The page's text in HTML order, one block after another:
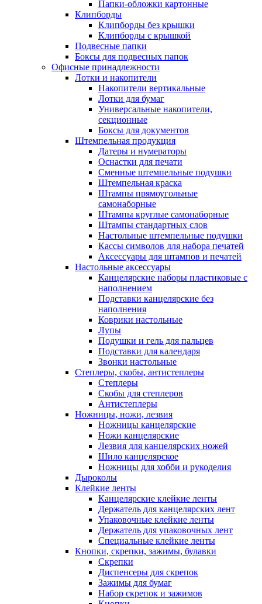
Папки-обложки картонные
Клипборды
Клипборды без крышки
Клипборды с крышкой
Подвесные папки
Боксы для подвесных папок
Офисные принадлежности
Лотки и накопители
Накопители вертикальные
Лотки для бумаг
Универсальные накопители,
секционные
Боксы для документов
Штемпельная продукция
Датеры и нумераторы
Оснастки для печати
Сменные штемпельные подушки
Штемпельная краска
Штампы прямоугольные
самонаборные
Штампы круглые самонаборные
Штампы стандартных слов
Настольные штемпельные подушки
Кассы символов для набора печатей
Аксессуары для штампов и печатей
Настольные аксессуары
Канцелярские наборы пластиковые с
наполнением
Подставки канцелярские без
наполнения
Коврики настольные
Лупы
Подушки и гель для пальцев
Подставки для календаря
Звонки настольные
Степлеры, скобы, антистеплеры
Степлеры
Скобы для степлеров
Антистеплеры
Ножницы, ножи, лезвия
Ножницы канцелярские
Ножи канцелярские
Лезвия для канцелярских ножей
Шило канцелярское
Ножницы для хобби и рукоделия
Дыроколы
Клейкие ленты
Канцелярские клейкие ленты
Держатель для канцелярских лент
Упаковочные клейкие ленты
Держатель для упаковочных лент
Специальные клейкие ленты
Кнопки, скрепки, зажимы, булавки
Скрепки
Диспенсеры для скрепок
Зажимы для бумаг
Набор скрепок и зажимов